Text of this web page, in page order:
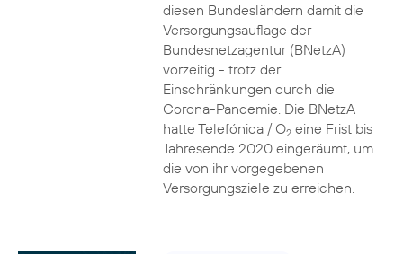
diesen Bundesländern damit die
Versorgungsauflage der
Bundesnetzagentur (BNetzA)
vorzeitig - trotz der
Einschränkungen durch die
Corona-Pandemie. Die BNetzA
hatte Telefónica / O2eine Frist bis
Jahresende 2020 eingeräumt, um
die von ihr vorgegebenen
Versorgungsziele zu erreichen.